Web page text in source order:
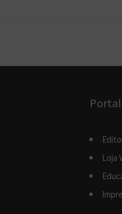
Portal
Loja